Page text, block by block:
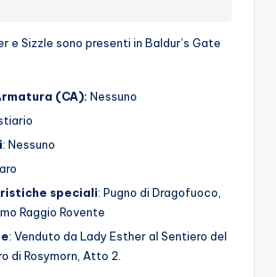
e Sizzle sono presenti in Baldur’s Gate
(CA): Nessuno
: Nessuno
speciali: Pugno di Dragofuoco,
Raggio Rovente
: Venduto da Lady Esther al Sentiero del
di Rosymorn, Atto 2.